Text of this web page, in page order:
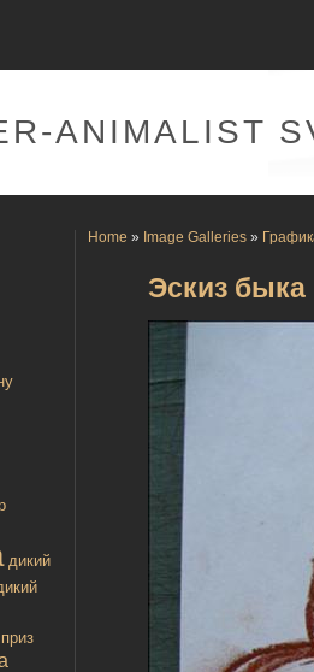
-ANIMALIST
дикий
приз
Home » Image Galleries »
Эскиз быка